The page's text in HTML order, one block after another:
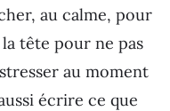
au calme, pour
tête pour ne pas
au moment
écrire ce que